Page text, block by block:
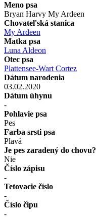
Meno psa
Bryan Harvy My Ardeen
Chovateľská stanica
My Ardeen
Matka psa
Luna Aldeon
Otec psa
Plattensee-Wart Cortez
Dátum narodenia
03.02.2020
Dátum úhynu
-
Pohlavie psa
Pes
Farba srsti psa
Plavá
Je pes zaradený do chovu?
Nie
Číslo zápisu
-
Tetovacie číslo
-
Číslo čipu
-